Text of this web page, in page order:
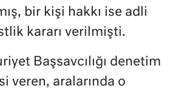
bir kişi hakkı ise adli
kararı verilmişti.
Başsavcılığı denetim
veren, aralarında o